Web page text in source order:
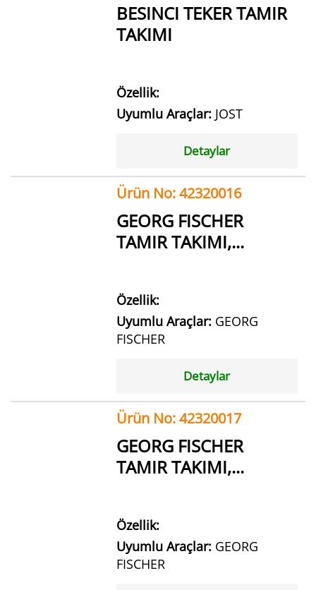
BESINCI TEKER TAMIR
TAKIMI
Özellik:
Uyumlu Araçlar: JOST
Detaylar
Ürün No: 42320016
GEORG FISCHER
TAMIR TAKIMI,...
Özellik:
Uyumlu Araçlar: GEORG
FISCHER
Detaylar
Ürün No: 42320017
GEORG FISCHER
TAMIR TAKIMI,...
Özellik:
Uyumlu Araçlar: GEORG
FISCHER